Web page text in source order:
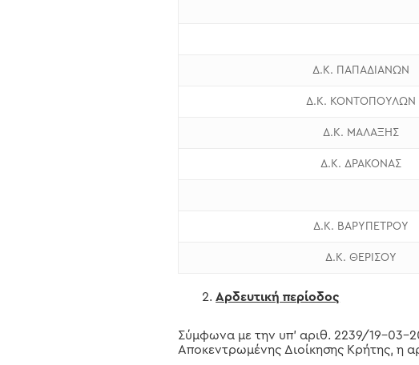
Δ.Κ. ΠΑΠΑΔΙΑΝΩΝ
Δ.Κ. ΚΟΝΤΟΠΟΥΛΩΝ
Δ.Κ. ΜΑΛΑΞΗΣ
Δ.Κ. ΔΡΑΚΟΝΑΣ
Δ.Κ. ΒΑΡΥΠΕΤΡΟΥ
Δ.Κ. ΘΕΡΙΣΟΥ
Αρδευτική περίοδος
Σύμφωνα με την υπ’ αριθ. 2239/19-03-
Αποκεντρωμένης Διοίκησης Κρήτης, η